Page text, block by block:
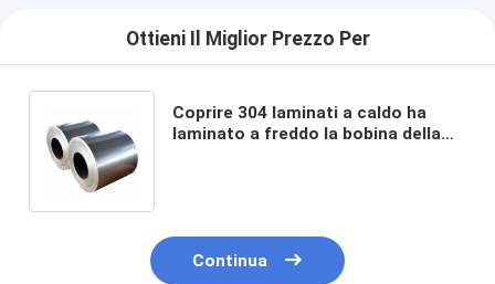
Ottieni Il Miglior Prezzo Per
Coprire 304 laminati a caldo ha
laminato a freddo la bobina della
Continua